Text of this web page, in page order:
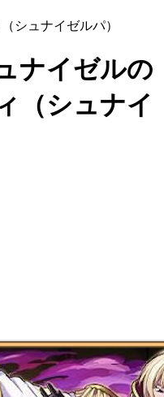
シュナイゼルパ）
ナイゼルの
（シュナイ